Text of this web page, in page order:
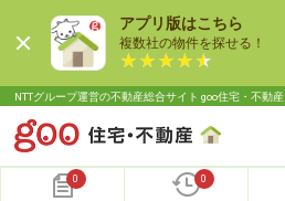
アプリ版はこちら
複数社の物件を探せる！
NTTグループ運営の不動産総合サイト goo住宅・不動産
0 0